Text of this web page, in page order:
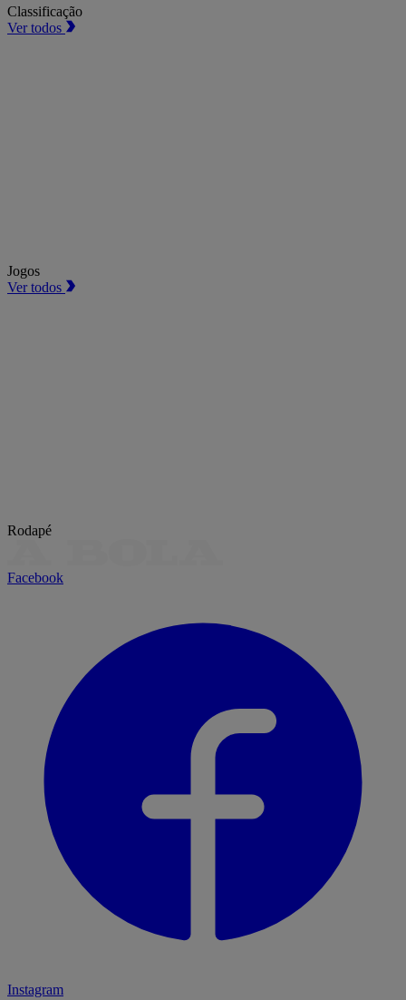
Classificação
Ver todos
Jogos
Ver todos
Rodapé
Facebook
Instagram